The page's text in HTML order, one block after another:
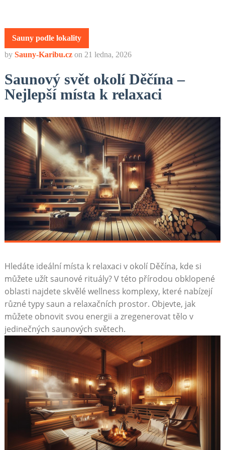
Sauny podle lokality
by Sauny-Karibu.cz on 21 ledna, 2026
Saunový svět okolí Děčína –
Nejlepší místa k relaxaci
Hledáte ideální místa k‌ relaxaci v okolí Děčína, kde​ si
můžete užít saunové rituály? V ⁤této ⁤přírodou ⁢obklopené
oblasti najdete ‌skvělé ​wellness komplexy, které nabízejí
různé typy ⁣saun⁢ a ​relaxačních prostor. Objevte, jak
můžete obnovit svou ⁢energii a zregenerovat tělo v‌
jedinečných saunových ⁣světech.